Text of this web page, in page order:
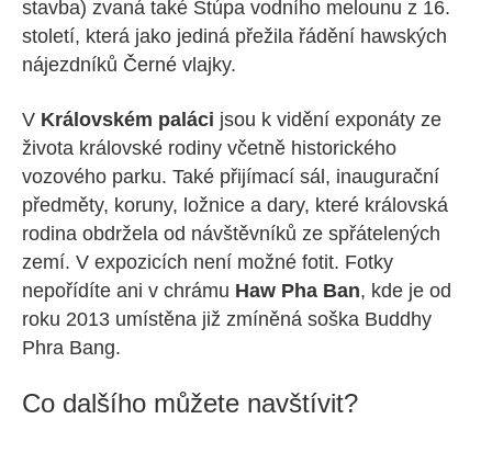
stavba) zvaná také Stúpa vodního melounu z 16.
století, která jako jediná přežila řádění hawských
nájezdníků Černé vlajky.
V Královském paláci jsou k vidění exponáty ze
života královské rodiny včetně historického
vozového parku. Také přijímací sál, inaugurační
předměty, koruny, ložnice a dary, které královská
rodina obdržela od návštěvníků ze spřátelených
zemí. V expozicích není možné fotit. Fotky
nepořídíte ani v chrámu Haw Pha Ban, kde je od
roku 2013 umístěna již zmíněná soška Buddhy
Phra Bang.
Co dalšího můžete navštívit?